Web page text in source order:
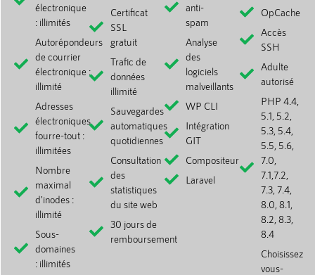
électronique
: illimités
Autorépondeurs
de courrier
électronique :
illimité
Adresses
électroniques
fourre-tout :
illimitées
Nombre
maximal
d'inodes :
illimité
Sous-
domaines
: illimités
Certificat
SSL
gratuit
Trafic de
données
illimité
Sauvegardes
automatiques
quotidiennes
Consultation
des
statistiques
du site web
30 jours de
remboursement
anti-
spam
Analyse
des
logiciels
malveillants
WP CLI
Intégration
GIT
Compositeur
Laravel
OpCache
Accès
SSH
Adulte
autorisé
PHP 4.4,
5.1, 5.2,
5.3, 5.4,
5.5, 5.6,
7.0,
7.1,7.2,
7.3, 7.4,
8.0, 8.1,
8.2, 8.3,
8.4
Choisissez
vous-